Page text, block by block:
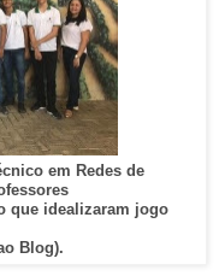
em Redes de
que idealizaram jogo
Blog).